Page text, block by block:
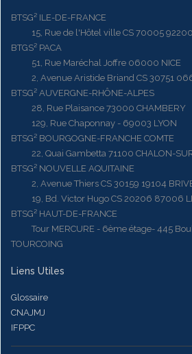
BTSG² ILE-DE-FRANCE
15, Rue de l'Hôtel ville CS 70005 92200
BTGS² PACA
51, Rue Maréchal Joffre 06000 NICE
2, Avenue Aristide Briand CS 30751
BTSG² AUVERGNE-RHÔNE-ALPES
28, Rue Plaisance 73000 CHAMBERY
129, Rue Chaponnay - 69003 LYON
BTSG² BOURGOGNE-FRANCHE COMTE
22, Quai Gambetta 71100 CHALON-
BTSG² NOUVELLE AQUITAINE
2, Avenue Thiers CS 30159 19104
19, Bd. Victor Hugo CS 20206 87006
BTSG² HAUT-DE-FRANCE
Tour MERCURE - 6ème étage- 445
TOURCOING
Liens Utiles
Glossaire
CNAJMJ
IFPPC